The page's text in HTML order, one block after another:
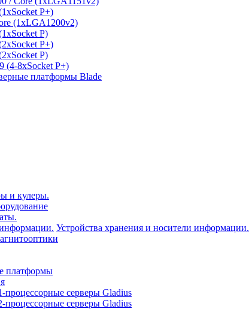
P+)
(1xLGA1200v2)
P)
P+)
P)
(4-8xSocket P+)
платформы Blade
и кулеры.
Устройства хранения и носители информации.
платформы
процессорные серверы Gladius
процессорные серверы Gladius